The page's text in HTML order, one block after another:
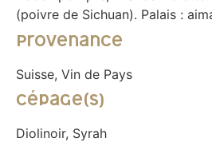
(poivre de Sichuan). Palais :
Provenance
Suisse, Vin de Pays
Cépage(s)
Diolinoir, Syrah